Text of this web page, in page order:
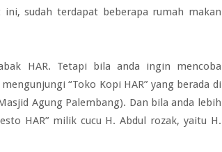
sudah terdapat beberapa rumah makan
HAR. Tetapi bila anda ingin mencoba
“Toko Kopi HAR” yang berada di
Agung Palembang). Dan bila anda lebih
HAR” milik cucu H. Abdul rozak, yaitu H.